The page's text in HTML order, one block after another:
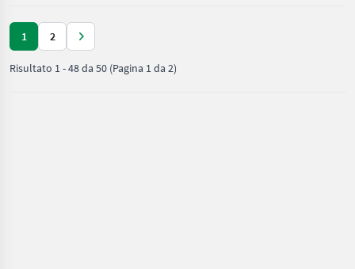
Sonstige
1 2
Risultato 1-48da 50 (Pagina 1 da 2)